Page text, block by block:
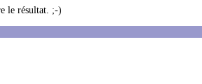
le résultat. ;-)